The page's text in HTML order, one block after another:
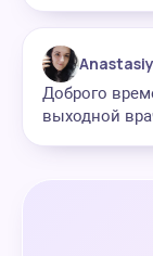
Доброго
выходной